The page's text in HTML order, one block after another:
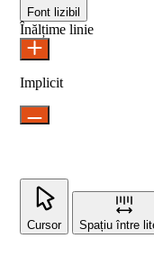
Font lizibil
Înălțime linie
Implicit
Cursor Spațiu între